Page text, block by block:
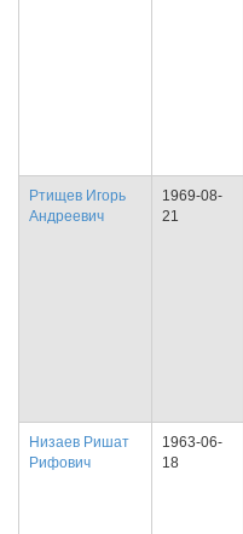
Ртищев Игорь
Андреевич
1969-08-
21
Низаев Ришат
Рифович
1963-06-
18